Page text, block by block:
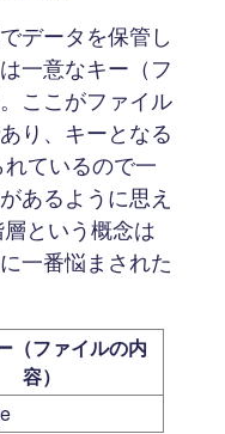
データを保管し
一意なキー（フ
ここがファイル
り、キーとなる
ているので一
あるように思え
という概念は
一番悩まされた
（ファイルの内
容）